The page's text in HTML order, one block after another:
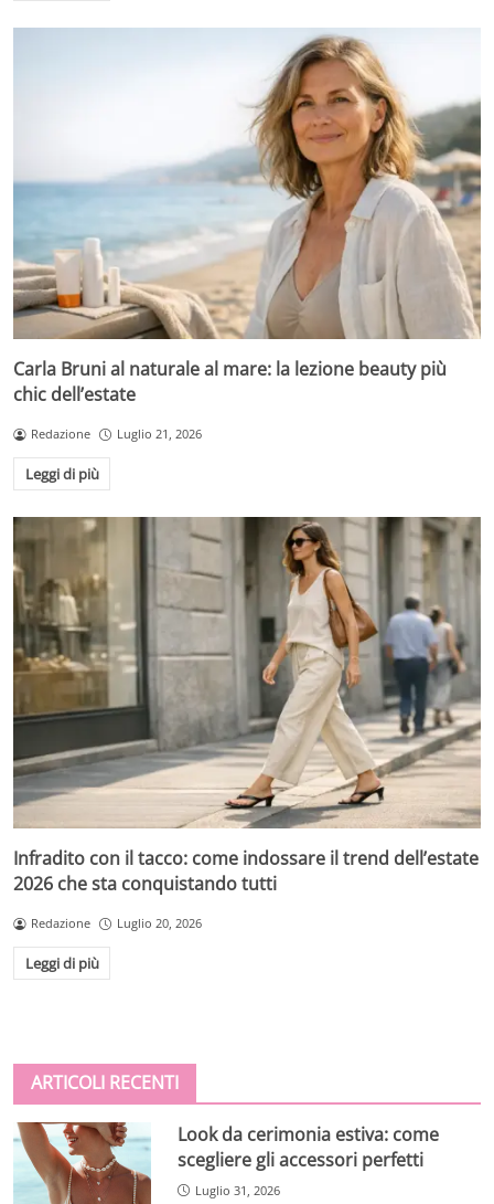
Carla Bruni al naturale al mare: la lezione beauty più
chic dell’estate
Redazione Luglio 21, 2026
Leggi di più
Infradito con il tacco: come indossare il trend dell’estate
2026 che sta conquistando tutti
Redazione Luglio 20, 2026
Leggi di più
ARTICOLI RECENTI
Look da cerimonia estiva: come
scegliere gli accessori perfetti
Luglio 31, 2026